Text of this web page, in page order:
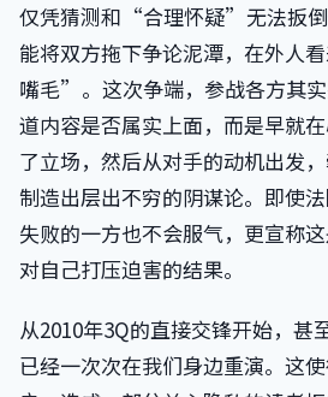
仅凭猜测和“合理怀疑”无法扳
能将双方拖下争论泥潭，在外人
嘴毛”。这次争端，参战各方其
道内容是否属实上面，而是早就
了立场，然后从对手的动机出发，
制造出层出不穷的阴谋论。即使法
失败的一方也不会服气，更宣称
对自己打压迫害的结果。
从2010年3Q的直接交锋开始，甚
已经一次次在我们身边重演。这